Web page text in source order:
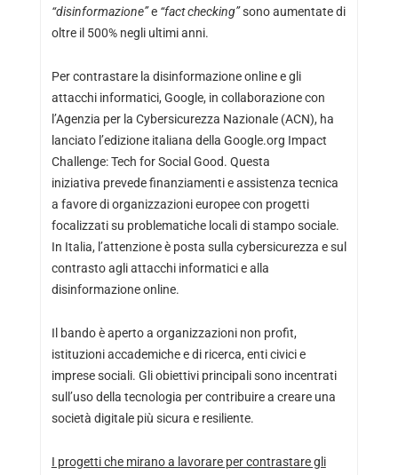
“disinformazione”e “fact checking”sono aumentate di
oltre il 500% negli ultimi anni.
Per contrastare la disinformazione online e gli
attacchi informatici, Google, in collaborazione con
l’Agenzia per la Cybersicurezza Nazionale (ACN), ha
lanciato l’edizione italiana della Google.org Impact
Challenge: Tech for Social Good. Questa
iniziativa prevede finanziamenti e assistenza tecnica
a favore di organizzazioni europee con progetti
focalizzati su problematiche locali di stampo sociale.
In Italia, l’attenzione è posta sulla cybersicurezza e sul
contrasto agli attacchi informatici e alla
disinformazione online.
Il bando è aperto a organizzazioni non profit,
istituzioni accademiche e di ricerca, enti civici e
imprese sociali. Gli obiettivi principali sono incentrati
sull’uso della tecnologia per contribuire a creare una
società digitale più sicura e resiliente.
I progetti che mirano a lavorare per contrastare gli